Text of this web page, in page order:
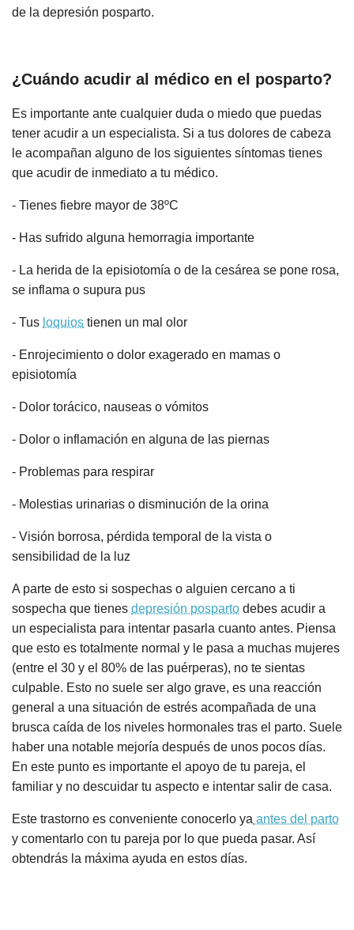
de la depresión posparto.
¿Cuándo acudir al médico en el posparto?
Es importante ante cualquier duda o miedo que puedas
tener acudir a un especialista. Si a tus dolores de cabeza
le acompañan alguno de los siguientes síntomas tienes
que acudir de inmediato a tu médico.
- Tienes fiebre mayor de 38ºC
- Has sufrido alguna hemorragia importante
- La herida de la episiotomía o de la cesárea se pone rosa,
se inflama o supura pus
- Tus loquios tienen un mal olor
- Enrojecimiento o dolor exagerado en mamas o
episiotomía
- Dolor torácico, nauseas o vómitos
- Dolor o inflamación en alguna de las piernas
- Problemas para respirar
- Molestias urinarias o disminución de la orina
- Visión borrosa, pérdida temporal de la vista o
sensibilidad de la luz
A parte de esto si sospechas o alguien cercano a ti
sospecha que tienes depresión posparto debes acudir a
un especialista para intentar pasarla cuanto antes. Piensa
que esto es totalmente normal y le pasa a muchas mujeres
(entre el 30 y el 80% de las puérperas), no te sientas
culpable. Esto no suele ser algo grave, es una reacción
general a una situación de estrés acompañada de una
brusca caída de los niveles hormonales tras el parto. Suele
haber una notable mejoría después de unos pocos días.
En este punto es importante el apoyo de tu pareja, el
familiar y no descuidar tu aspecto e intentar salir de casa.
Este trastorno es conveniente conocerlo ya antes del parto
y comentarlo con tu pareja por lo que pueda pasar. Así
obtendrás la máxima ayuda en estos días.